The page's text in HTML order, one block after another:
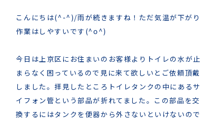
こんにちは(^-^)/雨が続きますね！ただ気温が下がり
作業はしやすいです(^o^)
今日は上京区にお住まいのお客様よりトイレの水が止
まらなく困っているので見に来て欲しいとご依頼頂戴
しました。拝見したところトイレタンクの中にあるサ
イフォン管という部品が折れてました。この部品を交
換するにはタンクを便器から外さないといけないので